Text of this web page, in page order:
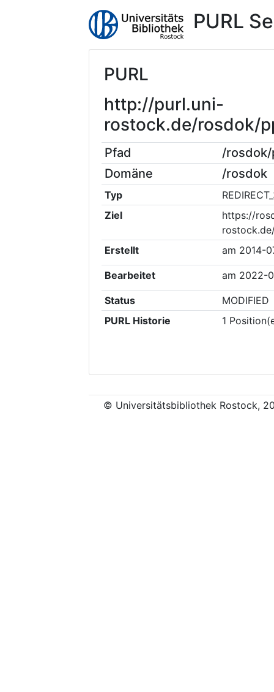
PURL
PURL
http://purl.uni-
rostock.de/rosdok/
Pfad
/
Domäne
/rosdok
Typ
Ziel
https://
Erstellt
am 2014-
Bearbeitet am 2022-
Status
MODIFIED
PURL Historie
1
© Universitätsbibliothek Rostock,